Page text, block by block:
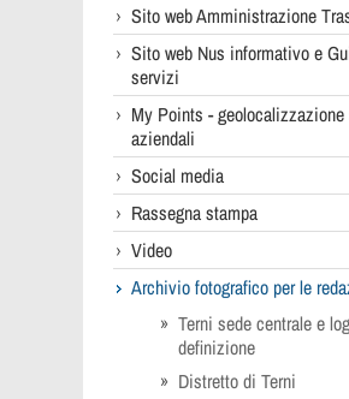
Sito web Amministrazione
Sito web Nus informativo e
servizi
My Points - geolocalizzazione
aziendali
Social media
Rassegna stampa
Video
Archivio fotografico per le
Terni sede centrale e
definizione
Distretto di Terni